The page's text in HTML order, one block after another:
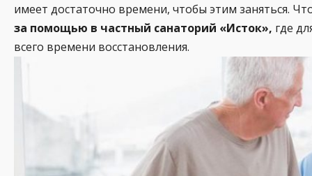
имеет достаточно времени, чтобы этим заняться.
за помощью в частный санаторий «Исток», где
всего времени восстановления.